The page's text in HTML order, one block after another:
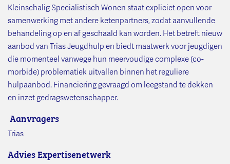
Kleinschalig Specialistisch Wonen staat expliciet open voor
samenwerking met andere ketenpartners, zodat aanvullende
behandeling op en af geschaald kan worden. Het betreft nieuw
aanbod van Trias Jeugdhulp en biedt maatwerk voor jeugdigen
die momenteel vanwege hun meervoudige complexe (co-
morbide) problematiek uitvallen binnen het reguliere
hulpaanbod. Financiering gevraagd om leegstand te dekken
en inzet gedragswetenschapper.
Aanvragers
Trias
Advies Expertisenetwerk